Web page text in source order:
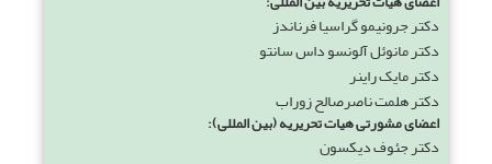
دکتر جرونیمو گراسیا فرناندز
دکتر مانوئل آلونسو داس سانتو
دکتر مایک راینر
دکتر هلمت ناصرصالح زوراب
اعضای مشورتی هیات تحریریه (بین المللی):
دکتر جئوف دیکسون